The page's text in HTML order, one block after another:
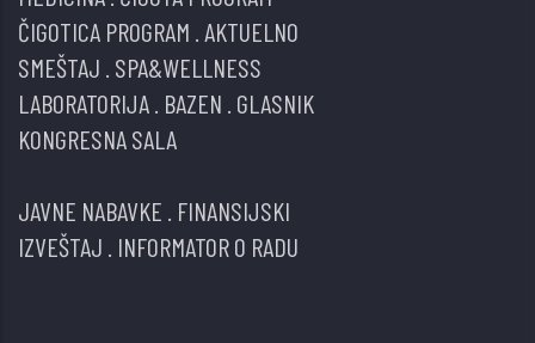
ČIGOTICA PROGRAM AKTUELNO
SMEŠTAJ SPA&WELLNESS
LABORATORIJA BAZEN GLASNIK
KONGRESNA SALA
JAVNE NABAVKE FINANSIJSKI
IZVEŠTAJ INFORMATOR O RADU